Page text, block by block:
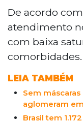
De acordo
atendimento
com baixa
comorbidades.
LEIA TAMBÉM
Sem
aglomeram
Brasil tem